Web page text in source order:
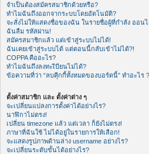
จำเป็นต้องสมัครสมาชิกด้วยหรือ?
ทำไมฉันถึงออกจากระบบโดยอัตโนมัติ?
จะสั่งไม่ให้แสดงชื่อของฉัน ในรายชื่อผู้ที่กำลัง ออน
ฉันลืม รหัสผ่าน!
สมัครสมาชิกแล้ว แต่เข้าสู่ระบบไม่ได้!
ฉันเคยเข้าสู่ระบบได้ แต่ตอนนี้กลับเข้าไม่ได้?!
COPPA คืออะไร?
ทำไมฉันถึงลงทะเีบียนไม่ได้?
ข้อความที่ว่า “ลบคุีกกี้ทั้งหมดของบอร์ดนี้” ทำอะไร ?
ตั้งค่าสมาชิก และ ตั้งค่าต่าง ๆ
จะเปลี่ยนแปลงการตั้งค่าได้อย่างไร?
นาฬิกาไม่ตรง!
เปลี่ยน timezone แล้ว แต่เวลา ก็ยังไม่ตรง!
ภาษาที่ฉันใช้ ไม่ได้อยู่ในรายการให้เลือก!
จะแสดงรูปภาพด้านล่าง username อย่างไร?
จะเปลี่ยนระดับขั้นได้อย่างไร?